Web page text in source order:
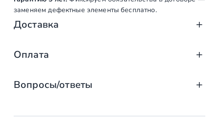
заменяем дефектные элементы бесплатно.
Доставка
Доставка от «СтаирсПром»: аккуратно,
от упаковки на производстве до разгрузки на объекте.
Какие изделия мы доставляем
Оплата
Оплата услуг «СтаирсПром»: удобно,
Вопросы/ответы